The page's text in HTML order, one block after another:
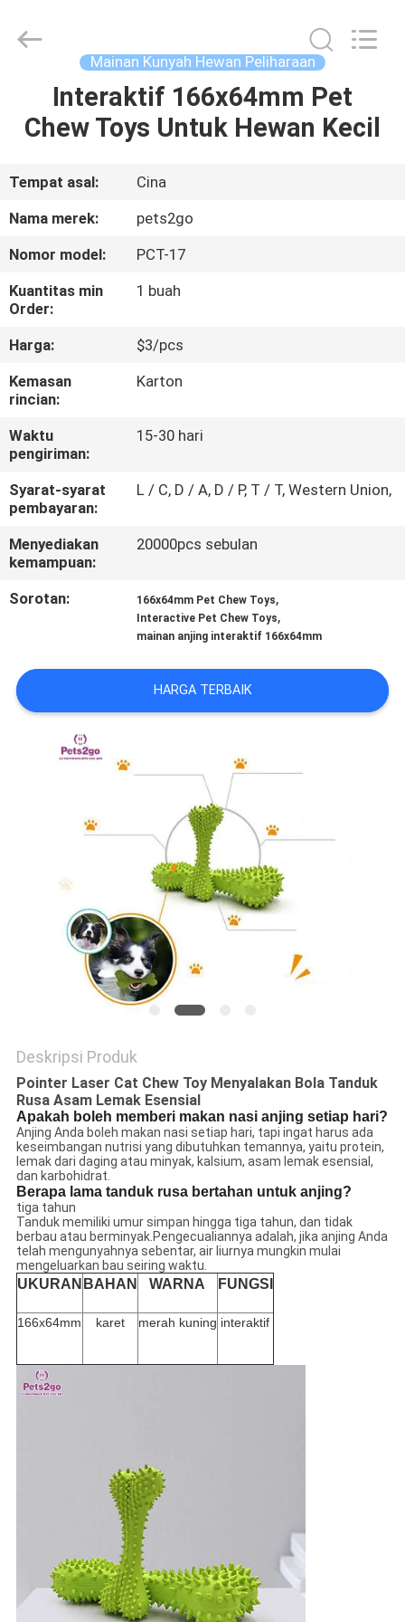
RUMAH
TENTANG
KAMI
TUR
PABRIK
HUBUNGI
PERMINTAAN
PENAWARAN
BLOG/NEWS
PRIVACY
POLICY
Pets2Go
Trading
Mainan Kunyah Hewan Peliharaan
Interaktif 166x64mm Pet
Chew Toys Untuk Hewan Kecil
Tempat asal:
Cina
Nama merek:
pets2go
Nomor model:
PCT-17
Kuantitas min
Order:
1 buah
Harga:
$3/pcs
Kemasan
rincian:
Karton
Waktu
pengiriman:
15-30 hari
Syarat-syarat
pembayaran:
L / C, D / A, D / P, T / T, Western Union,
Menyediakan
kemampuan:
20000pcs sebulan
Sorotan: 166x64mm Pet Chew Toys,
Interactive Pet Chew Toys,
mainan anjing interaktif 166x64mm
HARGA TERBAIK
Deskripsi Produk
Pointer Laser Cat Chew Toy Menyalakan Bola Tanduk
Rusa Asam Lemak Esensial
Apakah boleh memberi makan nasi anjing setiap hari?
Anjing Anda boleh makan nasi setiap hari, tapi ingat harus ada
keseimbangan nutrisi yang dibutuhkan temannya, yaitu protein,
lemak dari daging atau minyak, kalsium, asam lemak esensial,
dan karbohidrat.
Berapa lama tanduk rusa bertahan untuk anjing?
tiga tahun
Tanduk memiliki umur simpan hingga tiga tahun, dan tidak
berbau atau berminyak.Pengecualiannya adalah, jika anjing Anda
telah mengunyahnya sebentar, air liurnya mungkin mulai
mengeluarkan bau seiring waktu.
UKURAN BAHAN WARNA FUNGSI
166x64mm karet merah kuning interaktif